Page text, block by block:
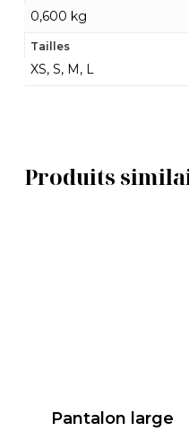
0,600 kg
Tailles
XS, S, M, L
Produits
Pantalon large